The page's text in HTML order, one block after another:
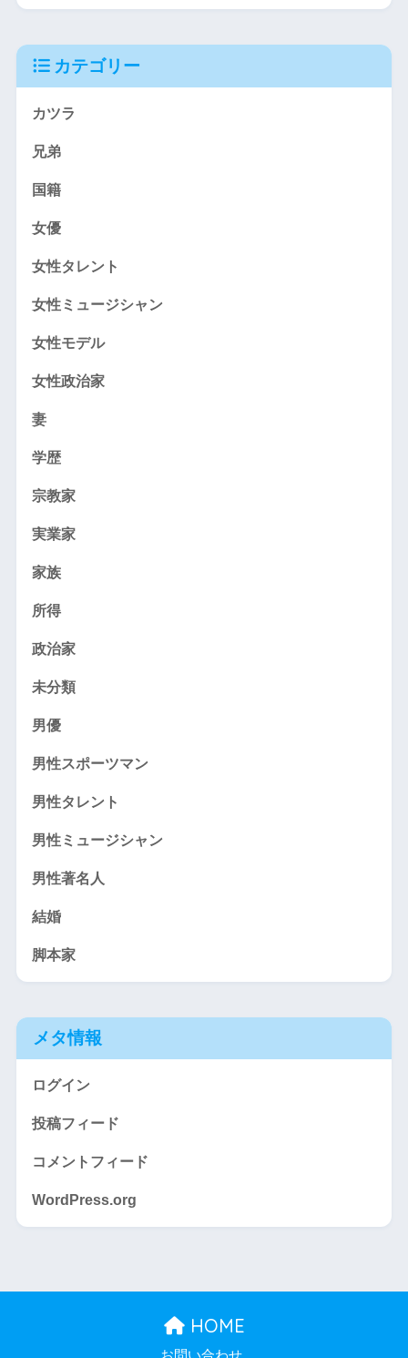
カテゴリー
カツラ
兄弟
国籍
女優
女性タレント
女性ミュージシャン
女性モデル
女性政治家
妻
学歴
宗教家
実業家
家族
所得
政治家
未分類
男優
男性スポーツマン
男性タレント
男性ミュージシャン
男性著名人
結婚
脚本家
メタ情報
ログイン
投稿フィード
コメントフィード
WordPress.org
HOME